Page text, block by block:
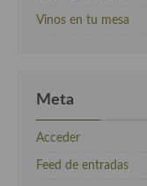
Vinos en tu mesa
Meta
Acceder
Feed de entradas